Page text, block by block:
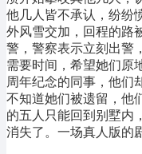
他几人皆不承认，纷纷
外风雪交加，回程的路
警，警察表示立刻出警
需要时间，希望她们原
周年纪念的同事，他们
不知道她们被遗留，他
的五人只能回到别墅内
消失了。一场真人版